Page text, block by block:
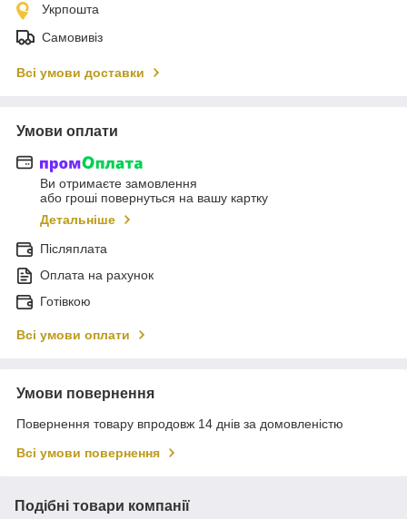
Укрпошта
Самовивіз
Всі умови доставки
Умови оплати
Ви отримаєте замовлення
або гроші повернуться на вашу картку
Детальніше
Післяплата
Оплата на рахунок
Готівкою
Всі умови оплати
Умови повернення
Повернення товару впродовж 14 днів за домовленістю
Всі умови повернення
Подібні товари компанії